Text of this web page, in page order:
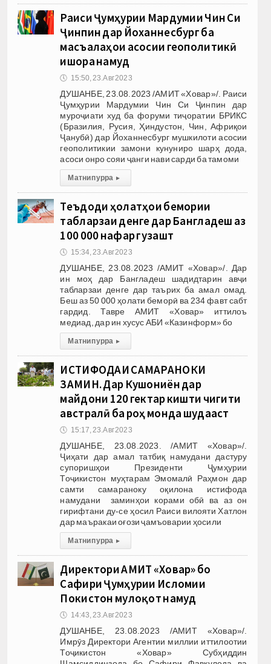
Раиси Ҷумҳурии Мардумии Чин Си
Ҷинпин дар Йоханнесбург ба
масъалаҳои асосии геополитикӣ
ишора намуд
🕔 15:50, 23.Авг 2023
ДУШАНБЕ, 23.08.2023 /АМИТ «Ховар»/. Раиси
Ҷумҳурии Мардумии Чин Си Ҷинпин дар
муроҷиати худ ба форуми тиҷоратии БРИКС
(Бразилия, Русия, Ҳиндустон, Чин, Африқои
Ҷанубӣ) дар Йоханнесбург мушкилоти асосии
геополитикии замони кунуниро шарҳ дода,
асоси онро сояи ҷанги нави сарди ба тамоми
Матни пурра ▸
Теъдоди ҳолатҳои бемории
табларзаи денге дар Бангладеш аз
100 000 нафар гузашт
🕔 15:34, 23.Авг 2023
ДУШАНБЕ, 23.08.2023 /АМИТ «Ховар»/. Дар
ин моҳ дар Бангладеш шадидтарин авҷи
табларзаи денге дар таърих ба амал омад.
Беш аз 50 000 ҳолати беморӣ ва 234 фавт сабт
гардид. Тавре АМИТ «Ховар» иттилоъ
медиад, дар ин хусус АБИ «Казинформ» бо
Матни пурра ▸
ИСТИФОДАИ САМАРАНОКИ
ЗАМИН. Дар Кушониён дар
майдони 120 гектар кишти чигити
австралӣ ба роҳ монда шудааст
🕔 15:17, 23.Авг 2023
ДУШАНБЕ, 23.08.2023. /АМИТ «Ховар»/.
Ҷиҳати дар амал татбиқ намудани дастуру
супоришҳои Президенти Ҷумҳурии
Тоҷикистон муҳтарам Эмомалӣ Раҳмон дар
самти самараноку оқилона истифода
намудани заминҳои корами обӣ ва аз он
гирифтани ду-се ҳосил Раиси вилояти Хатлон
дар маъракаи оғози ҷамъоварии ҳосили
Матни пурра ▸
Директори АМИТ «Ховар» бо
Сафири Ҷумҳурии Исломии
Покистон мулоқот намуд
🕔 14:43, 23.Авг 2023
ДУШАНБЕ, 23.08.2023 /АМИТ «Ховар»/.
Имрӯз Директори Агентии миллии иттилоотии
Тоҷикистон «Ховар» Субҳиддин